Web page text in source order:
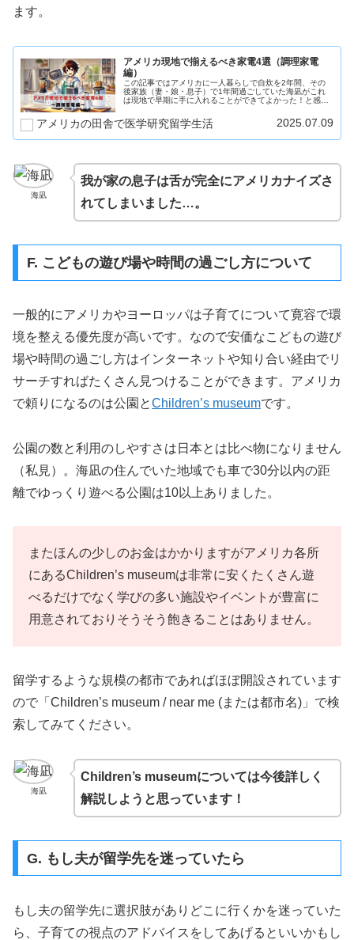
ます。
アメリカ現地で揃えるべき家電4選（調理家電
編）
この記事ではアメリカに一人暮らしで自炊を2年間、その
後家族（妻・娘・息子）で1年間過ごしていた海凪がこれ
は現地で早期に手に入れることができてよかった！と感じ
機能クッカーと取り付け型浄水器は...
アメリカの田舎で医学研究留学生活 2025.07.09
海凪
我が家の息子は舌が完全にアメリカナイズさ
れてしまいました…。
F. こどもの遊び場や時間の過ごし方について
一般的にアメリカやヨーロッパは子育てについて寛容で環
境を整える優先度が高いです。なので安価なこどもの遊び
場や時間の過ごし方はインターネットや知り合い経由でリ
サーチすればたくさん見つけることができます。アメリカ
で頼りになるのは公園とChildren’s museumです。
公園の数と利用のしやすさは日本とは比べ物になりません
（私見）。海凪の住んでいた地域でも車で30分以内の距
離でゆっくり遊べる公園は10以上ありました。
またほんの少しのお金はかかりますがアメリカ各所
にあるChildren’s museumは非常に安くたくさん遊
べるだけでなく学びの多い施設やイベントが豊富に
用意されておりそうそう飽きることはありません。
留学するような規模の都市であればほぼ開設されています
ので「Children’s museum / near me (または都市名)」で検
索してみてください。
海凪
Children’s museumについては今後詳しく
解説しようと思っています！
G. もし夫が留学先を迷っていたら
もし夫の留学先に選択肢がありどこに行くかを迷っていた
ら、子育ての視点のアドバイスをしてあげるといいかもし